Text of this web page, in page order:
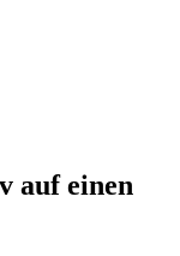
auf einen